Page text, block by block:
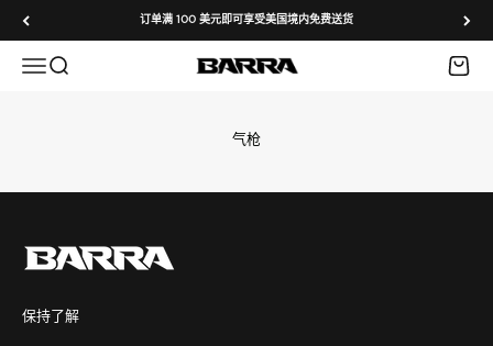
订单满 100 美元即可享受美国境内免费送货
菜单搜索 Barra Airguns 购物车
气枪
保持了解